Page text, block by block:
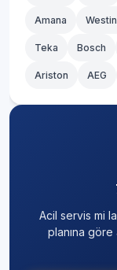
Amana
Teka Bosch
Ariston AEG
Acil servis mi
planına